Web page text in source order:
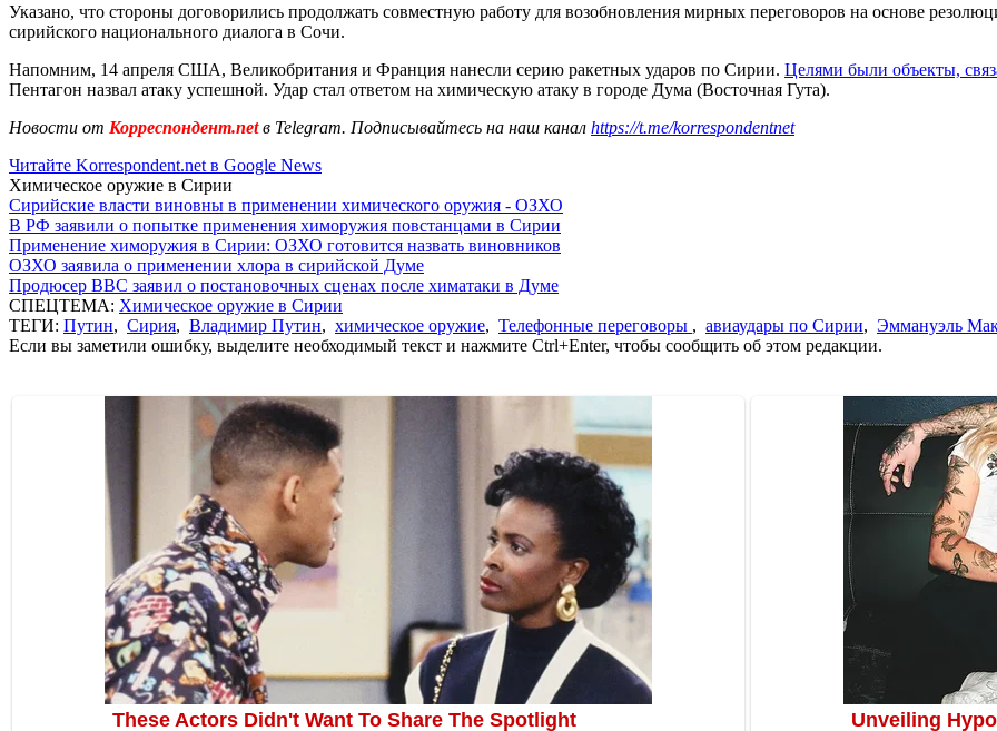
Указано, что стороны договорились продолжать совместную работу для возобновления мирных переговоров на основе
сирийского национального диалога в Сочи.
Напомним, 14 апреля США, Великобритания и Франция нанесли серию ракетных ударов по Сирии. Целями были объекты,
Пентагон назвал атаку успешной. Удар стал ответом на химическую атаку в городе Дума (Восточная Гута).
Новости от Корреспондент.netв Telegram. Подписывайтесь на наш канал https://t.me/korrespondentnet
Читайте Korrespondent.net в Google News
Химическое оружие в Сирии
Сирийские власти виновны в применении химического оружия - ОЗХО
В РФ заявили о попытке применения химоружия повстанцами в Сирии
Применение химоружия в Сирии: ОЗХО готовится назвать виновников
ОЗХО заявила о применении хлора в сирийской Думе
Продюсер BBC заявил о постановочных сценах после химатаки в Думе
СПЕЦТЕМА: Химическое оружие в Сирии
ТЕГИ: Путин, Сирия, Владимир Путин, химическое оружие, Телефонные переговоры , авиаудары по Сирии, Эммануэль
Если вы заметили ошибку, выделите необходимый текст и нажмите Ctrl+Enter, чтобы сообщить об этом редакции.